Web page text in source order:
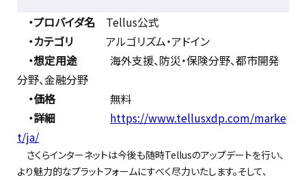
・プロバイダ名 Tellus公式
・カテゴリ アルゴリズム・アドイン
・想定用途 海外支援、防災・保険分野、都市開発
分野、金融分野
・価格
無料
・詳細
https://www.tellusxdp.com/marke
t/ja/
さくらインターネットは今後も随時Tellusのアップデートを行い、
より魅力的なプラットフォームにすべく尽力いたします。そして、